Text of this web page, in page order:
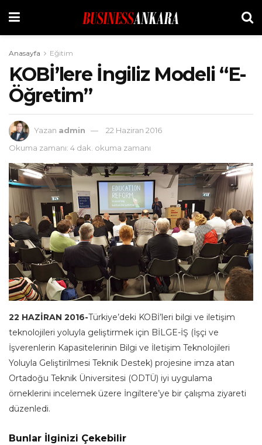
Anasayfa Eğitim
KOBİ’lere İngiliz Modeli “E-
Öğretim”
Yazan admin
22 Haziran 2016
Okuma zamanı: 4 dak. okuma zamanı
22 HAZİRAN 2016-Türkiye’deki KOBİ’leri bilgi ve iletişim
teknolojileri yoluyla geliştirmek için BİLGE-İŞ (İşçi ve
İşverenlerin Kapasitelerinin Bilgi ve İletişim Teknolojileri
Yoluyla Geliştirilmesi Teknik Destek) projesine imza atan
Ortadoğu Teknik Üniversitesi (ODTÜ) iyi uygulama
örneklerini incelemek üzere İngiltere’ye bir çalışma ziyareti
düzenledi.
Bunlar İlginizi Çekebilir